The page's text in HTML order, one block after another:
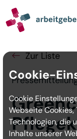
Navigation
Inhalt
Seitenabschluss
Zur Liste
Cookie-
Cookie
Webseite
Technologien, die
Inhalte unserer